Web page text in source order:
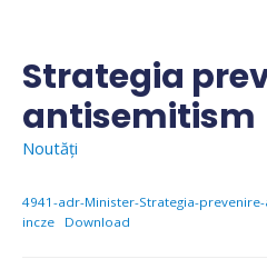
contentStrategia
antisemitism
Noutăți
4941-adr-Minister-Strategia-
incze
Download